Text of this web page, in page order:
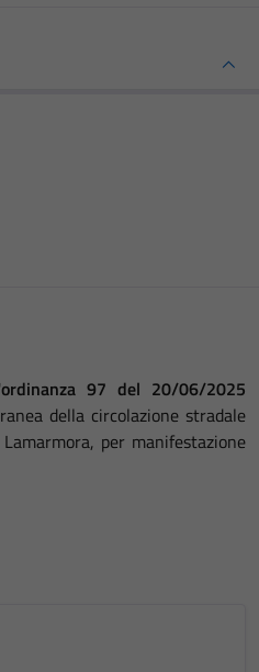
ordinanza 97 del 20/06/2025
della circolazione stradale
per manifestazione